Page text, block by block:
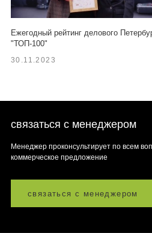
Ежегодный рейтинг делового
"ТОП-100"
30.11.2023
связаться с менеджером
Менеджер проконсультирует по всем
коммерческое предложение
связаться с менеджером